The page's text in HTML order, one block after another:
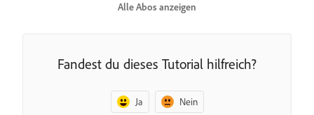
Alle Abos anzeigen
Fandest du dieses Tutorial hilfreich?
Ja Nein